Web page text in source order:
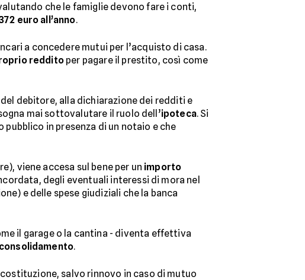
che le famiglie devono fare i conti,
euro all’anno.
a concedere mutui per l’acquisto di casa.
redditoper pagare il prestito, così come
debitore, alla dichiarazione dei redditi e
mai sottovalutare il ruolo dell’ipoteca. Si
in presenza di un notaio e che
viene accesa sul bene per un importo
degli eventuali interessi di mora nel
e delle spese giudiziali che la banca
il garage o la cantina - diventa effettiva
consolidamento.
salvo rinnovo in caso di mutuo